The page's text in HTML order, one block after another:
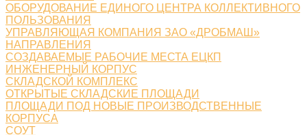
ОБОРУДОВАНИЕ ЕДИНОГО ЦЕНТРА КОЛЛЕКТИВНОГО
ПОЛЬЗОВАНИЯ
УПРАВЛЯЮЩАЯ КОМПАНИЯ ЗАО «ДРОБМАШ»
НАПРАВЛЕНИЯ
СОЗДАВАЕМЫЕ РАБОЧИЕ МЕСТА ЕЦКП
ИНЖЕНЕРНЫЙ КОРПУС
СКЛАДСКОЙ КОМПЛЕКС
ОТКРЫТЫЕ СКЛАДСКИЕ ПЛОЩАДИ
ПЛОЩАДИ ПОД НОВЫЕ ПРОИЗВОДСТВЕННЫЕ
КОРПУСА
СОУТ